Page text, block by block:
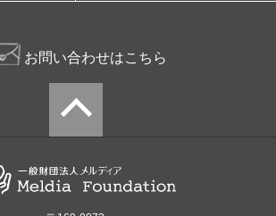
お問い合わせはこちら